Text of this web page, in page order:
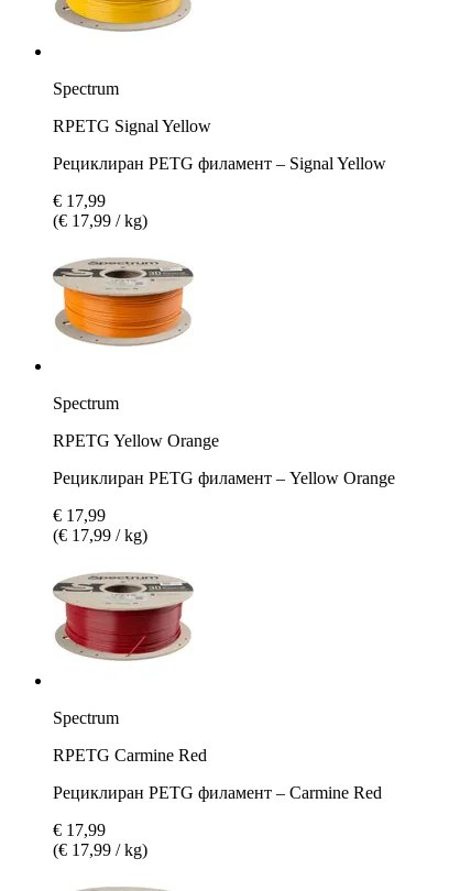
Spectrum
RPETG Signal Yellow
Рециклиран PETG филамент – Signal Yellow
€ 17,99
(€ 17,99 / kg)
Spectrum
RPETG Yellow Orange
Рециклиран PETG филамент – Yellow Orange
€ 17,99
(€ 17,99 / kg)
Spectrum
RPETG Carmine Red
Рециклиран PETG филамент – Carmine Red
€ 17,99
(€ 17,99 / kg)